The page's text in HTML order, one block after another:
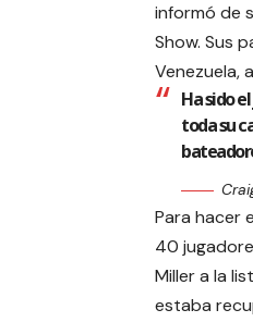
informó de
Show. Sus
Venezuela,
Ha sido
toda su
Para hacer
40
Miller a la
estaba